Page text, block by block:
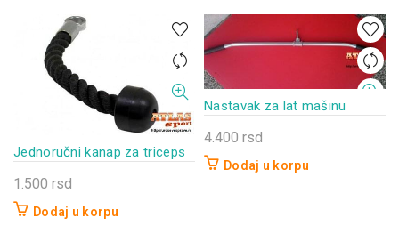
Jednoručni kanap za triceps
1.500 rsd
Dodaj u korpu
Nastavak za lat mašinu
4.400 rsd
Dodaj u korpu